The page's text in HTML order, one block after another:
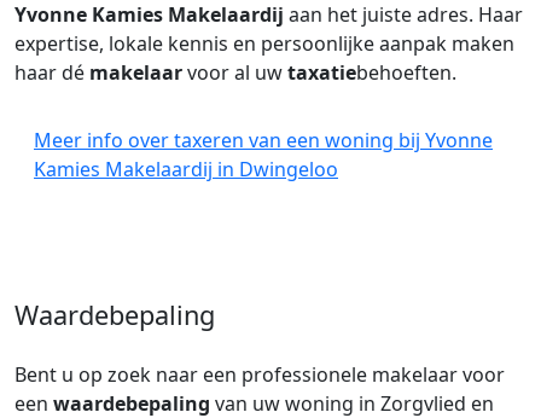
Yvonne Kamies Makelaardij aan het juiste adres. Haar
expertise, lokale kennis en persoonlijke aanpak maken
haar dé makelaarvoor al uwtaxatiebehoeften.
Meer info over taxeren van een woning bij Yvonne
Kamies Makelaardij in Dwingeloo
Waardebepaling
Bent u op zoek naar een professionele makelaar voor
een waardebepaling van uw woning in Zorgvlied en